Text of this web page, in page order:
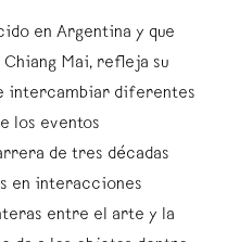
en Argentina y que
Mai, refleja su
intercambiar diferentes
los eventos
de tres décadas
en interacciones
entre el arte y la